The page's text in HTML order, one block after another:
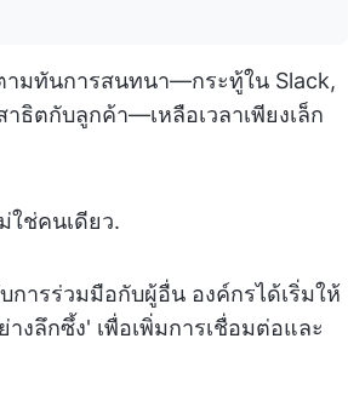
มทันการสนทนา—กระทู้ใน Slack,
ธิตกับลูกค้า—เหลือเวลาเพียงเล็ก
ใช่คนเดียว.
การร่วมมือกับผู้อื่น องค์กรได้เริ่มให้
งลึกซึ้ง' เพื่อเพิ่มการเชื่อมต่อและ